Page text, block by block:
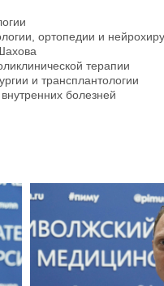
ортопедии и
терапии
и трансплантологии
болезней